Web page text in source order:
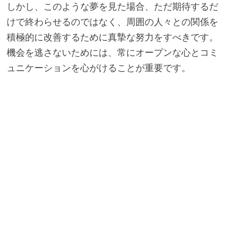
しかし、このような夢を見た場合、ただ期待するだ
けで終わらせるのではなく、周囲の人々との関係を
積極的に改善するために真摯な努力をすべきです。
機会を逃さないためには、常にオープンな心とコミ
ュニケーションを心がけることが重要です。